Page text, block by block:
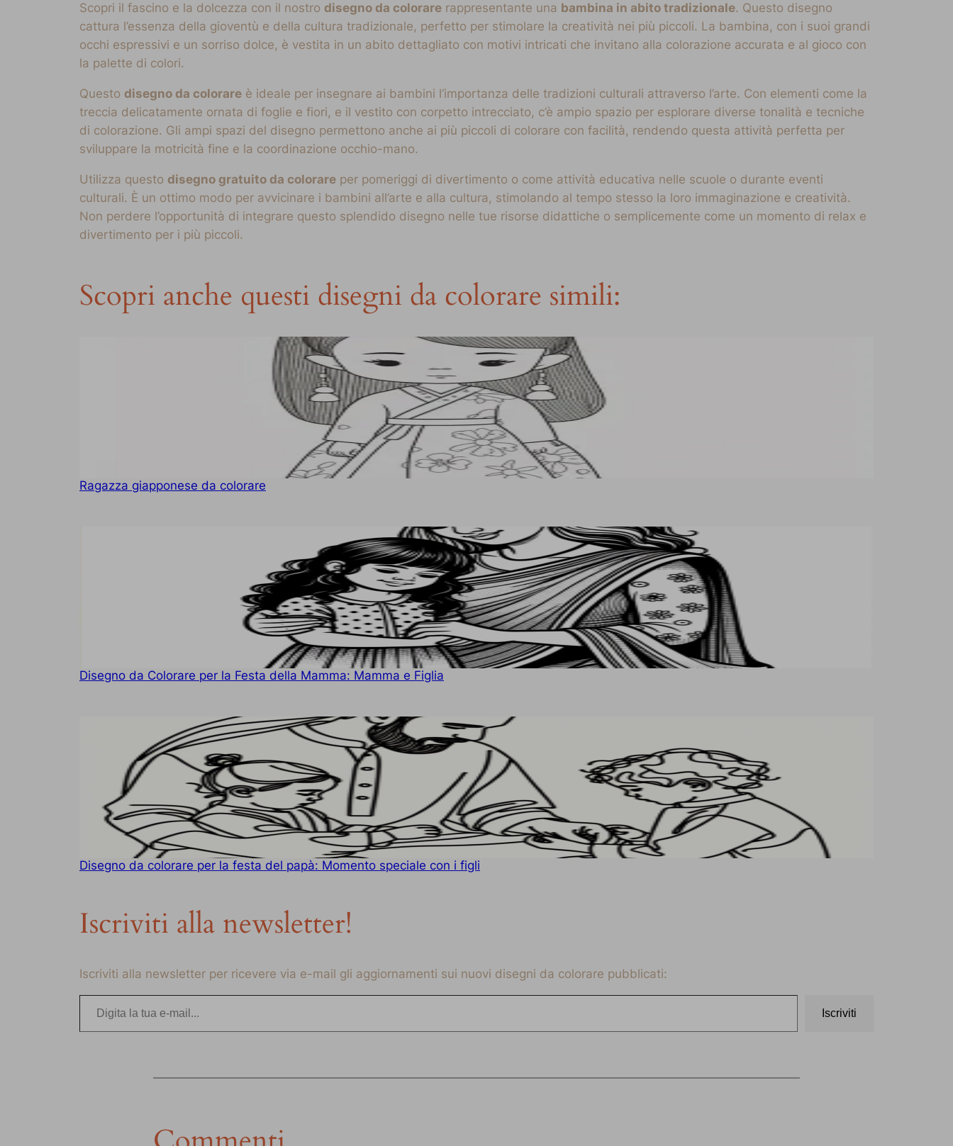
Scopri il fascino e la dolcezza con il nostro disegno da colorare rappresentante una bambina in abito tradizionale. Questo disegno
cattura l’essenza della gioventù e della cultura tradizionale, perfetto per stimolare la creatività nei più piccoli. La bambina, con i suoi grandi
occhi espressivi e un sorriso dolce, è vestita in un abito dettagliato con motivi intricati che invitano alla colorazione accurata e al gioco con
la palette di colori.
Questo disegno da colorare è ideale per insegnare ai bambini l’importanza delle tradizioni culturali attraverso l’arte. Con elementi come la
treccia delicatamente ornata di foglie e fiori, e il vestito con corpetto intrecciato, c’è ampio spazio per esplorare diverse tonalità e tecniche
di colorazione. Gli ampi spazi del disegno permettono anche ai più piccoli di colorare con facilità, rendendo questa attività perfetta per
sviluppare la motricità fine e la coordinazione occhio-mano.
Utilizza questo disegno gratuito da colorare per pomeriggi di divertimento o come attività educativa nelle scuole o durante eventi
culturali. È un ottimo modo per avvicinare i bambini all’arte e alla cultura, stimolando al tempo stesso la loro immaginazione e creatività.
Non perdere l’opportunità di integrare questo splendido disegno nelle tue risorse didattiche o semplicemente come un momento di relax e
divertimento per i più piccoli.
Scopri anche questi disegni da colorare simili:
Ragazza giapponese da colorare
Disegno da Colorare per la Festa della Mamma: Mamma e Figlia
Disegno da colorare per la festa del papà: Momento speciale con i figli
Iscriviti alla newsletter!
Iscriviti alla newsletter per ricevere via e-mail gli aggiornamenti sui nuovi disegni da colorare pubblicati:
Digita la tua e-mail…
Iscriviti